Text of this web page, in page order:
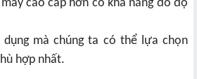
cao cấp hơn có khả năng đo độ
mà chúng ta có thể lựa chọn
hợp nhất.